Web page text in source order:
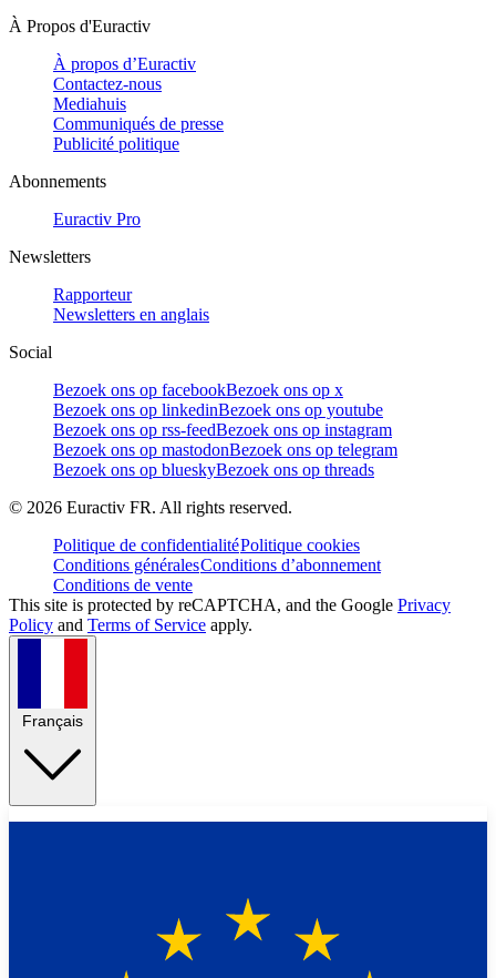
À Propos d'Euractiv
À propos d’Euractiv
Contactez-nous
Mediahuis
Communiqués de presse
Publicité politique
Abonnements
Euractiv Pro
Newsletters
Rapporteur
Newsletters en anglais
Social
Bezoek ons op facebookBezoek ons op x
Bezoek ons op linkedinBezoek ons op youtube
Bezoek ons op rss-feedBezoek ons op instagram
Bezoek ons op mastodonBezoek ons op telegram
Bezoek ons op blueskyBezoek ons op threads
© 2026 Euractiv FR. All rights reserved.
Politique de confidentialitéPolitique cookies
Conditions généralesConditions d’abonnement
Conditions de vente
This site is protected by reCAPTCHA, and the Google Privacy
Policy and Terms of Service apply.
Français